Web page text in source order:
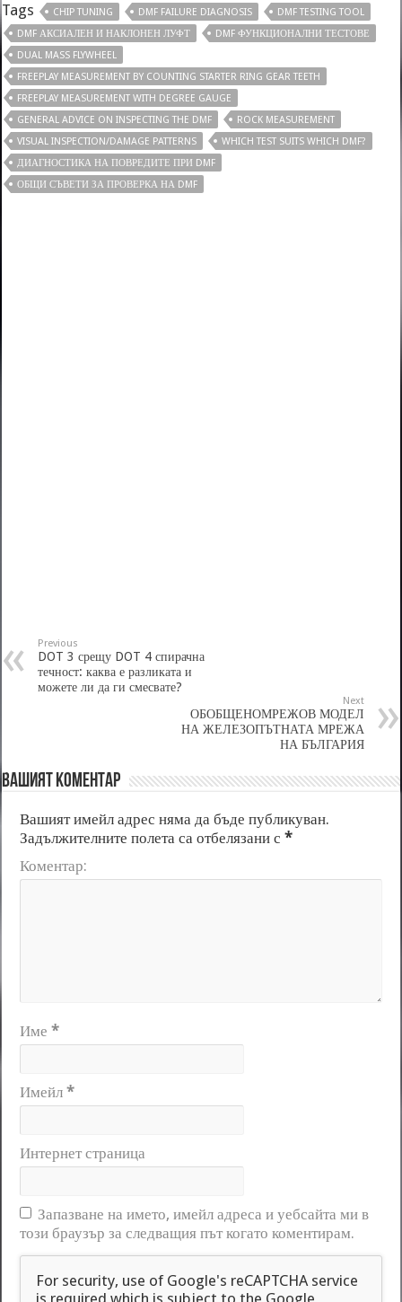
Tags CHIP TUNING DMF FAILURE DIAGNOSIS
DMF TESTING TOOL
DMF АКСИАЛЕН И НАКЛОНЕН ЛУФТ
DMF ФУНКЦИОНАЛНИ ТЕСТОВЕ
DUAL MASS FLYWHEEL
FREEPLAY MEASUREMENT BY COUNTING STARTER RING GEAR TEETH
FREEPLAY MEASUREMENT WITH DEGREE GAUGE
GENERAL ADVICE ON INSPECTING THE DMF
ROCK MEASUREMENT
VISUAL INSPECTION/DAMAGE PATTERNS
WHICH TEST SUITS WHICH DMF?
ДИАГНОСТИКА НА ПОВРЕДИТЕ ПРИ DMF
ОБЩИ СЪВЕТИ ЗА ПРОВЕРКА НА DMF
Previous
DOT 3 срещу DOT 4 спирачна
течност: каква е разликата и
можете ли да ги смесвате?
Next
ОБОБЩЕНОМРЕЖОВ МОДЕЛ
НА ЖЕЛЕЗОПЪТНАТА МРЕЖА
НА БЪЛГАРИЯ
Вашият коментар
Вашият имейл адрес няма да бъде публикуван.
Задължителните полета са отбелязани с*
Коментар:
Име*
Имейл*
Интернет страница
Запазване на името, имейл адреса и уебсайта ми в
този браузър за следващия път когато коментирам.
For security, use of Google's reCAPTCHA service